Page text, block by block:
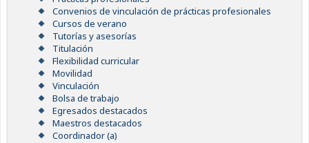
Convenios de vinculación de prácticas profesionales
Cursos de verano
Tutorías y asesorías
Titulación
Flexibilidad curricular
Movilidad
Vinculación
Bolsa de trabajo
Egresados destacados
Maestros destacados
Coordinador (a)